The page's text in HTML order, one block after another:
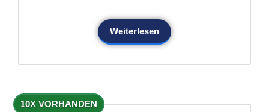
Weiterlesen
10X VORHANDEN